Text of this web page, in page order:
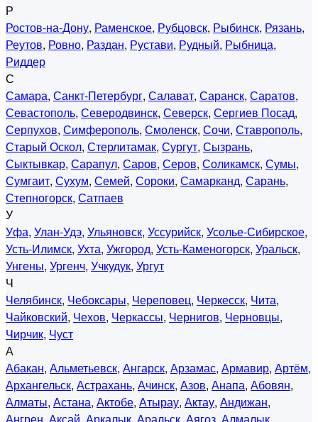
Р
Ростов-на-Дону, Раменское, Рубцовск, Рыбинск, Рязань,
Реутов, Ровно, Раздан, Рустави, Рудный, Рыбница,
Риддер
С
Самара, Санкт-Петербург, Салават, Саранск, Саратов,
Севастополь, Северодвинск, Северск, Сергиев Посад,
Серпухов, Симферополь, Смоленск, Сочи, Ставрополь,
Старый Оскол, Стерлитамак, Сургут, Сызрань,
Сыктывкар, Сарапул, Саров, Серов, Соликамск, Сумы,
Сумгаит, Сухум, Семей, Сороки, Самарканд, Сарань,
Степногорск, Сатпаев
У
Уфа, Улан-Удэ, Ульяновск, Уссурийск, Усолье-Сибирское,
Усть-Илимск, Ухта, Ужгород, Усть-Каменогорск, Уральск,
Унгены, Ургенч, Учкудук, Ургут
Ч
Челябинск, Чебоксары, Череповец, Черкесск, Чита,
Чайковский, Чехов, Черкассы, Чернигов, Черновцы,
Чирчик, Чуст
А
Абакан, Альметьевск, Ангарск, Арзамас, Армавир, Артём,
Архангельск, Астрахань, Ачинск, Азов, Анапа, Абовян,
Алматы, Астана, Актобе, Атырау, Актау, Андижан,